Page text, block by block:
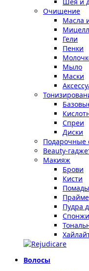
Очищение
Масла
Гели
Пенки
Мыло
Маски
Спреи
Диски
Подарочные
Beauty-
Макияж
Брови
Кисти
Пудра
Спонжи
Волосы